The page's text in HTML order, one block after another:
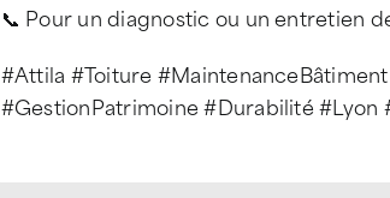
📞 Pour un diagnostic ou un entretien
#Attila #Toiture
#GestionPatrimoine #Durabilité #Lyon